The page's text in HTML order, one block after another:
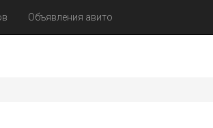
Объявления авито